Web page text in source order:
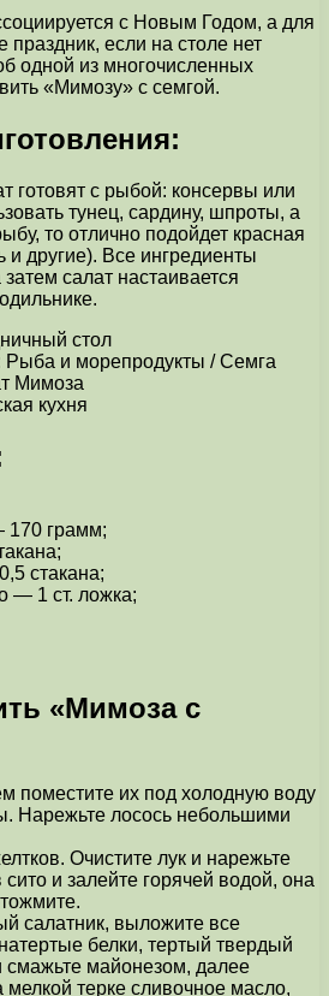
с Новым Годом, а для
праздник, если на столе нет
одной из многочисленных
«Мимозу» с семгой.
готовят с рыбой: консервы или
тунец, сардину, шпроты, а
то отлично подойдет красная
и другие). Все ингредиенты
салат настаивается
стол
Рыба и морепродукты / Семга
Мимоза
кухня
грамм;
стакана;
— 1 ст. ложка;
«Мимоза с
поместите их под холодную воду
Нарежьте лосось небольшими
Очистите лук и нарежьте
и залейте горячей водой, она
салатник, выложите все
белки, тертый твердый
смажьте майонезом, далее
терке сливочное масло,